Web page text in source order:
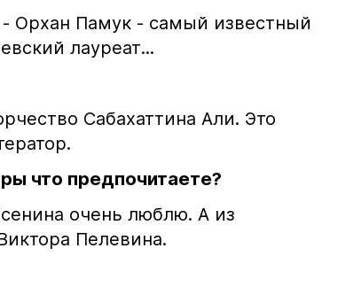
- Орхан Памук - самый известный
лауреат...
Сабахаттина Али. Это
что предпочитаете?
очень люблю. А из
Пелевина.